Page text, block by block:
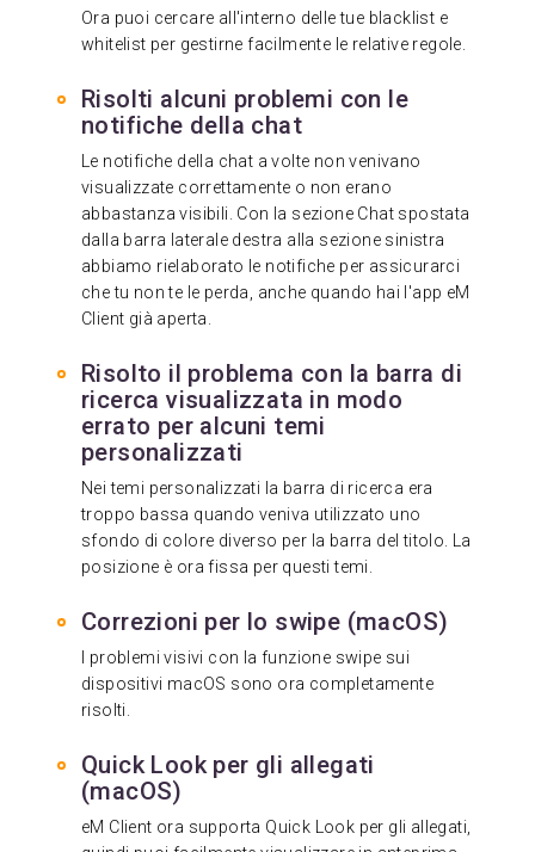
Ora puoi cercare all'interno delle tue blacklist e
whitelist per gestirne facilmente le relative regole.
Risolti alcuni problemi con le
notifiche della chat
Le notifiche della chat a volte non venivano
visualizzate correttamente o non erano
abbastanza visibili. Con la sezione Chat spostata
dalla barra laterale destra alla sezione sinistra
abbiamo rielaborato le notifiche per assicurarci
che tu non te le perda, anche quando hai l'app eM
Client già aperta.
Risolto il problema con la barra di
ricerca visualizzata in modo
errato per alcuni temi
personalizzati
Nei temi personalizzati la barra di ricerca era
troppo bassa quando veniva utilizzato uno
sfondo di colore diverso per la barra del titolo. La
posizione è ora fissa per questi temi.
Correzioni per lo swipe (macOS)
I problemi visivi con la funzione swipe sui
dispositivi macOS sono ora completamente
risolti.
Quick Look per gli allegati
(macOS)
eM Client ora supporta Quick Look per gli allegati,